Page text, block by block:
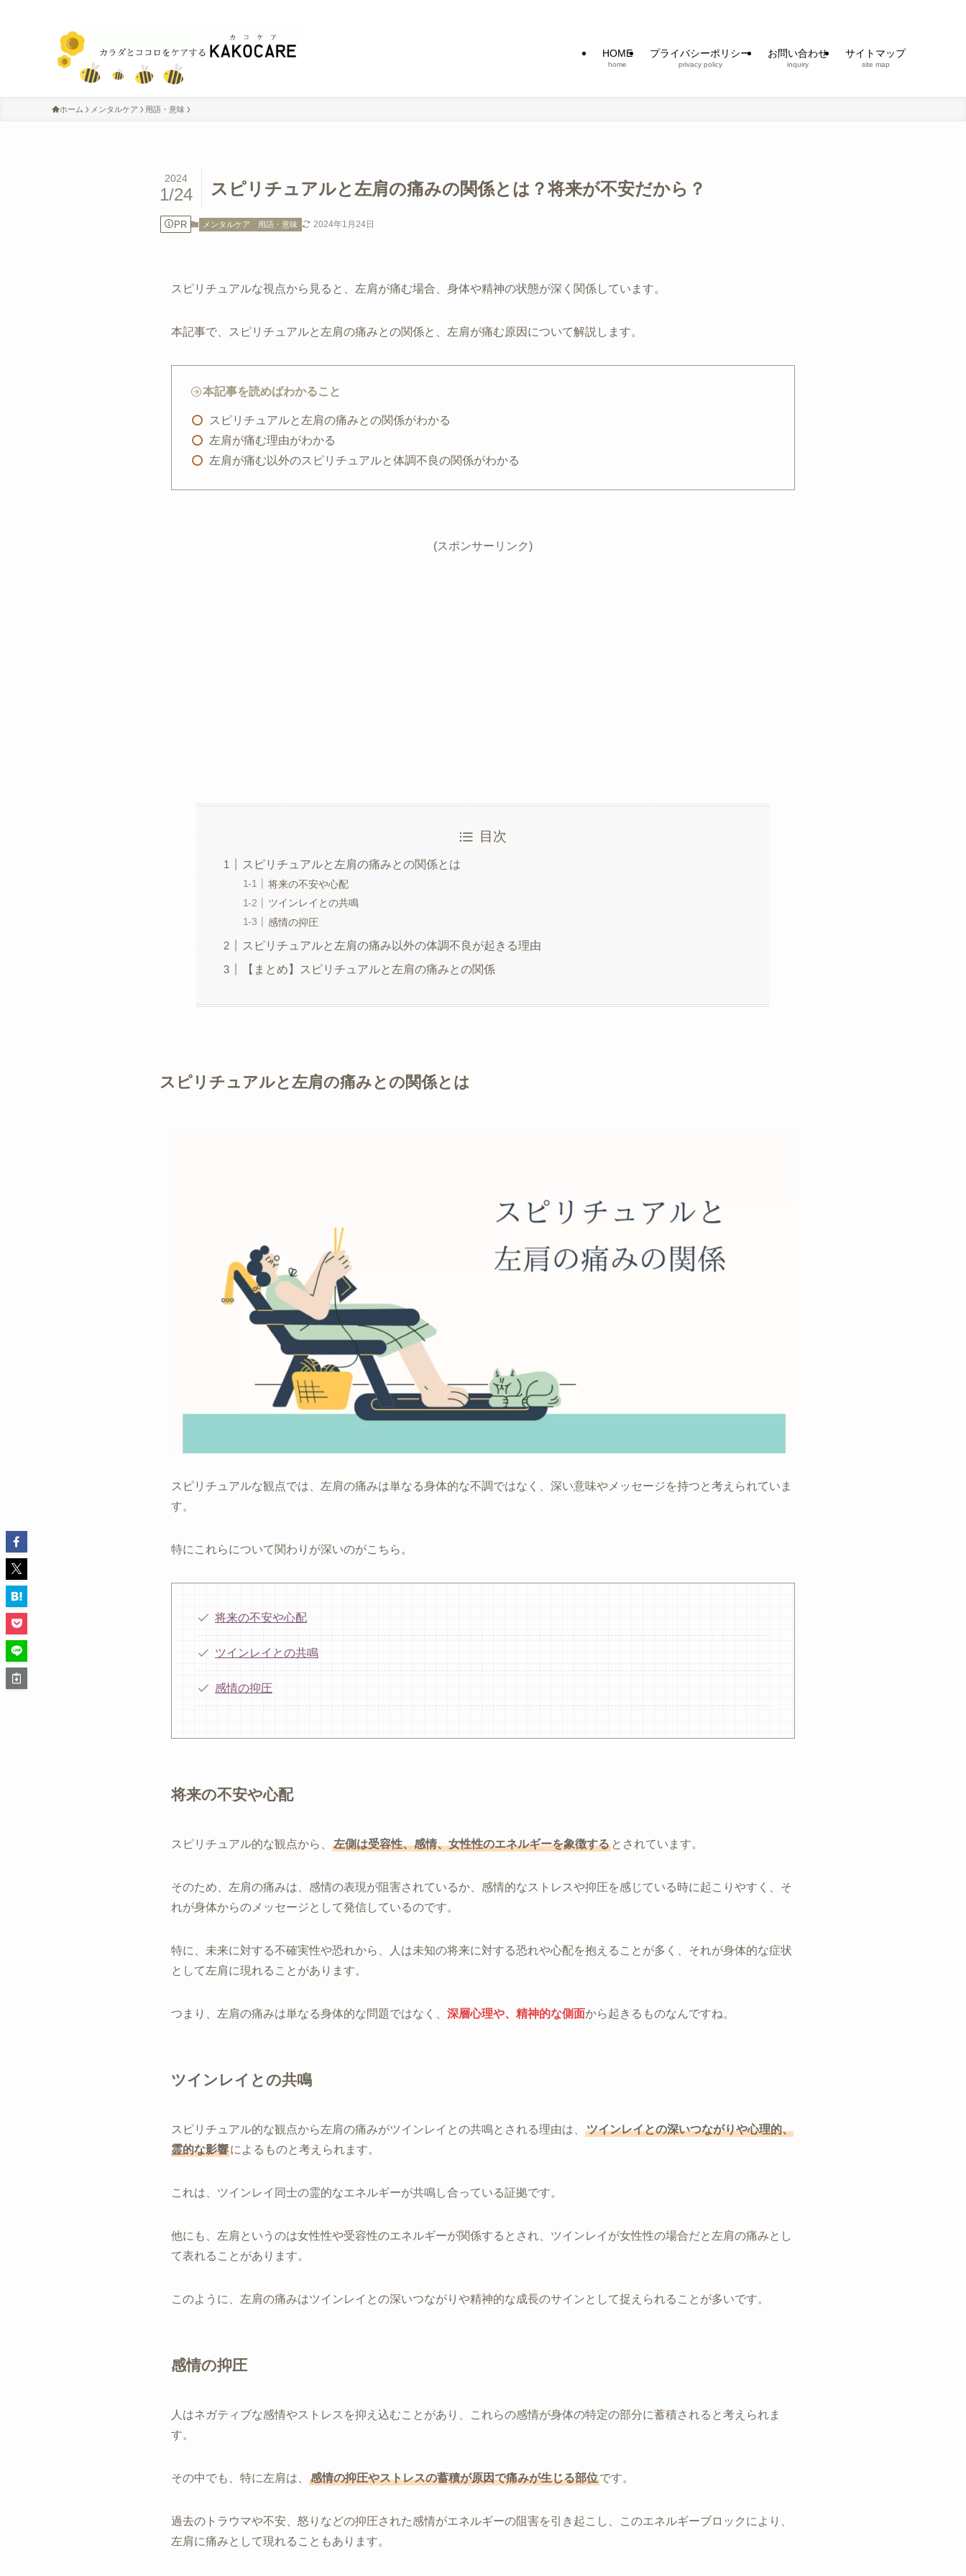
HOME
home
プライバシーポリシー
privacy policy
お問い合わせ
inquiry
サイトマップ
site map
ホーム メンタルケア 用語・意味
スピリチュアルと左肩の痛みの関係とは？将来が不安だから？
2024
1/24
PR メンタルケア 用語・意味 2024年1月24日
スピリチュアルな視点から見ると、左肩が痛む場合、身体や精神の状態が深く関係しています。
本記事で、スピリチュアルと左肩の痛みとの関係と、左肩が痛む原因について解説します。
本記事を読めばわかること
スピリチュアルと左肩の痛みとの関係がわかる
左肩が痛む理由がわかる
左肩が痛む以外のスピリチュアルと体調不良の関係がわかる
(スポンサーリンク)
目次
スピリチュアルと左肩の痛みとの関係とは
将来の不安や心配
ツインレイとの共鳴
感情の抑圧
スピリチュアルと左肩の痛み以外の体調不良が起きる理由
【まとめ】スピリチュアルと左肩の痛みとの関係
スピリチュアルと左肩の痛みとの関係とは
スピリチュアルな観点では、左肩の痛みは単なる身体的な不調ではなく、深い意味やメッセージを持つと考えられていま
す。
特にこれらについて関わりが深いのがこちら。
将来の不安や心配
ツインレイとの共鳴
感情の抑圧
将来の不安や心配
スピリチュアル的な観点から、 左側は受容性、感情、女性性のエネルギーを象徴する とされています。
そのため、左肩の痛みは、感情の表現が阻害されているか、感情的なストレスや抑圧を感じている時に起こりやすく、そ
れが身体からのメッセージとして発信しているのです。
特に、未来に対する不確実性や恐れから、人は未知の将来に対する恐れや心配を抱えることが多く、それが身体的な症状
として左肩に現れることがあります。
つまり、左肩の痛みは単なる身体的な問題ではなく、 深層心理や、精神的な側面から起きるものなんですね。
ツインレイとの共鳴
スピリチュアル的な観点から左肩の痛みがツインレイとの共鳴とされる理由は、
ツインレイとの深いつながりや心理的、
霊的な影響によるものと考えられます。
これは、ツインレイ同士の霊的なエネルギーが共鳴し合っている証拠です。
他にも、左肩というのは女性性や受容性のエネルギーが関係するとされ、ツインレイが女性性の場合だと左肩の痛みとし
て表れることがあります。
このように、左肩の痛みはツインレイとの深いつながりや精神的な成長のサインとして捉えられることが多いです。
感情の抑圧
人はネガティブな感情やストレスを抑え込むことがあり、これらの感情が身体の特定の部分に蓄積されると考えられま
す。
その中でも、特に左肩は、 感情の抑圧やストレスの蓄積が原因で痛みが生じる部位です。
過去のトラウマや不安、怒りなどの抑圧された感情がエネルギーの阻害を引き起こし、このエネルギーブロックにより、
左肩に痛みとして現れることもあります。